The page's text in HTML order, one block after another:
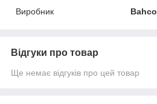
Виробник
Bahco
Відгуки про товар
Ще немає відгуків про цей товар